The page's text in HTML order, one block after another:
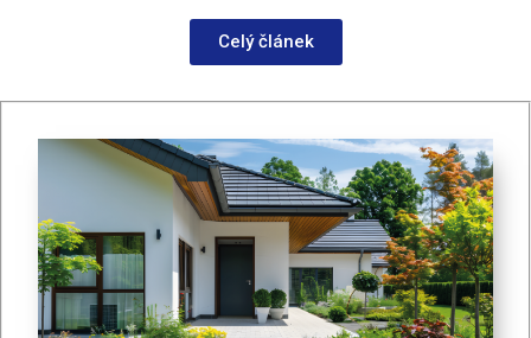
Celý článek